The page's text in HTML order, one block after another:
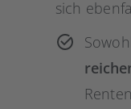
sich